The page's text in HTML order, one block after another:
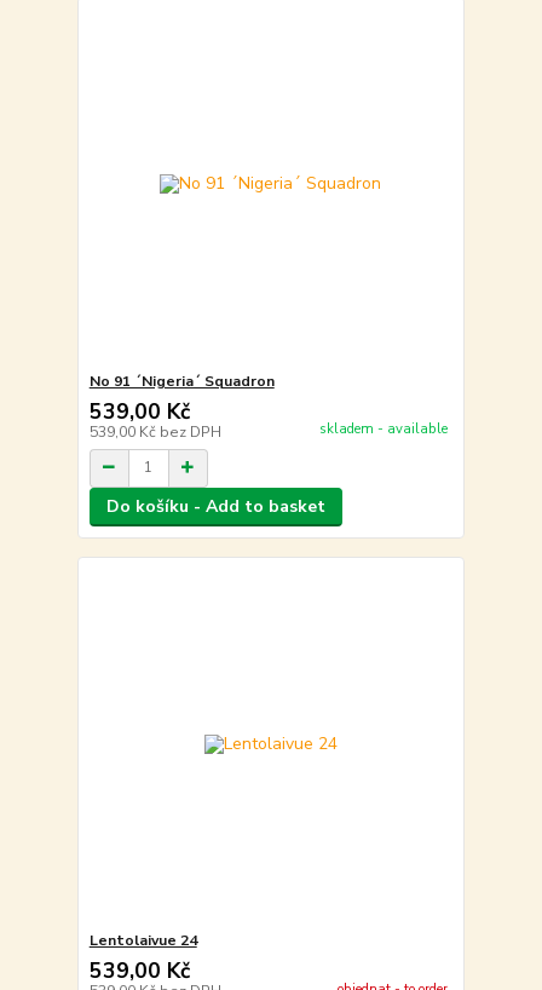
No 91 ´Nigeria´ Squadron
539,00 Kč
539,00 Kč bez DPH skladem - available
Do košíku - Add to basket
Lentolaivue 24
539,00 Kč